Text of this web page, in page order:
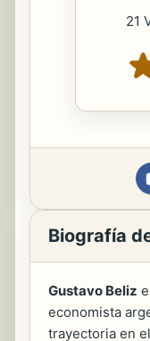
21
Biografía
Gustavo Beliz
economista
trayectoria en